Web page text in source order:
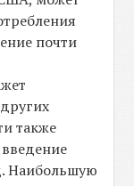
почти
также
Наибольшую